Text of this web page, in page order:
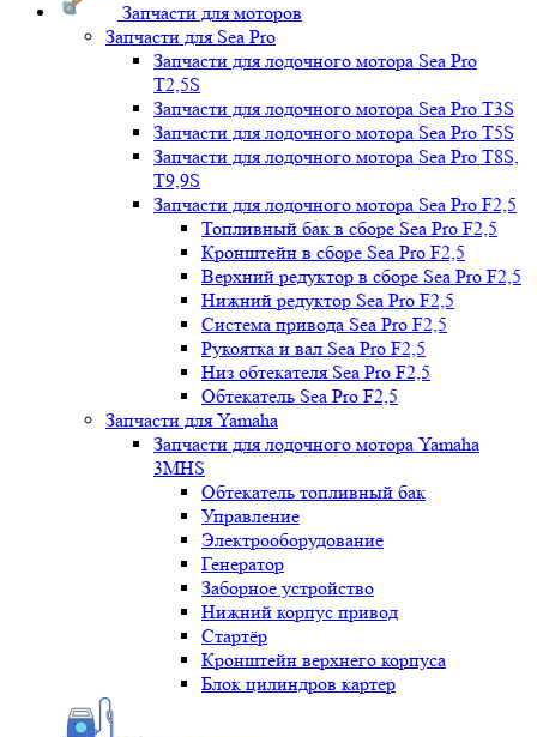
Запчасти для моторов
Запчасти для Sea Pro
Запчасти для лодочного мотора Sea Pro
Т2,5S
Запчасти для лодочного мотора Sea Pro Т3S
Запчасти для лодочного мотора Sea Pro Т5S
Запчасти для лодочного мотора Sea Pro Т8S,
T9,9S
Запчасти для лодочного мотора Sea Pro F2,5
Топливный бак в сборе Sea Pro F2,5
Кронштейн в сборе Sea Pro F2,5
Верхний редуктор в сборе Sea Pro F2,5
Нижний редуктор Sea Pro F2,5
Система привода Sea Pro F2,5
Рукоятка и вал Sea Pro F2,5
Низ обтекателя Sea Pro F2,5
Обтекатель Sea Pro F2,5
Запчасти для Yamaha
Запчасти для лодочного мотора Yamaha
3MHS
Обтекатель топливный бак
Управление
Электрооборудование
Генератор
Заборное устройство
Нижний корпус привод
Стартёр
Кронштейн верхнего корпуса
Блок цилиндров картер